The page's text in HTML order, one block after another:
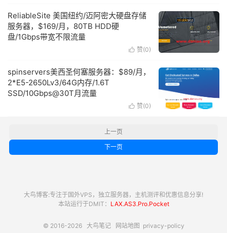
ReliableSite 美国纽约/迈阿密大硬盘存储
服务器，$169/月，80TB HDD硬
盘/1Gbps带宽不限流量
 赞(0)
spinservers美西圣何塞服务器：$89/月，
2*E5-2650Lv3/64G内存/1.6T
SSD/10Gbps@30T月流量
 赞(0)
上一页
下一页
大鸟博客:专注于国外VPS，独立服务器，主机测评和优惠信息分享!
本站运行于DMIT： LAX.AS3.Pro.Pocket
© 2016-2026 大鸟笔记 网站地图 privacy-policy